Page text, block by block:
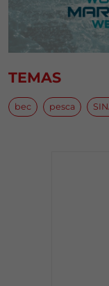
TEMAS
bec pesca